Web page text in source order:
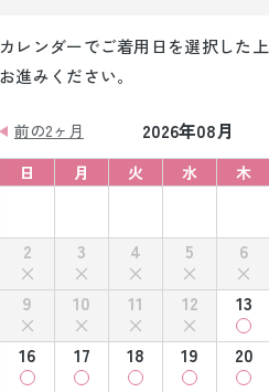
カレンダーでご着用日を選択した
お進みください。
前の2ヶ月 2026年08月
日
月 火 水 木
2
3 4 5 6
9
10 11 12 13
16
17 18 19 20